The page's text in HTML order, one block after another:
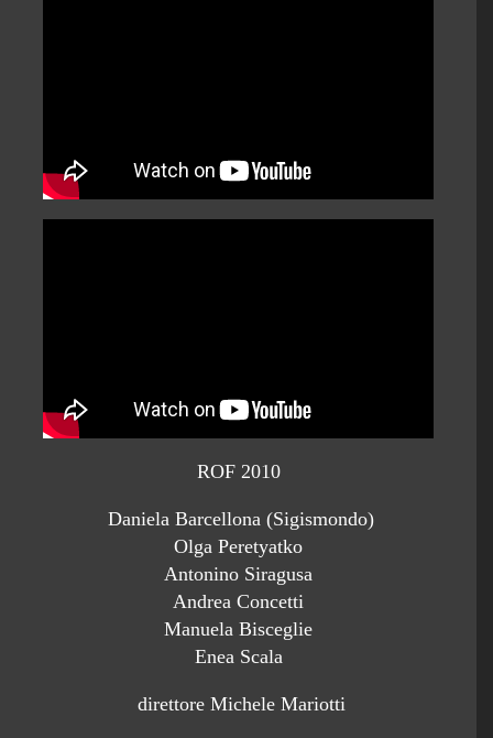
ROF 2010
Daniela Barcellona (Sigismondo)
Olga Peretyatko
Antonino Siragusa
Andrea Concetti
Manuela Bisceglie
Enea Scala
direttore Michele Mariotti